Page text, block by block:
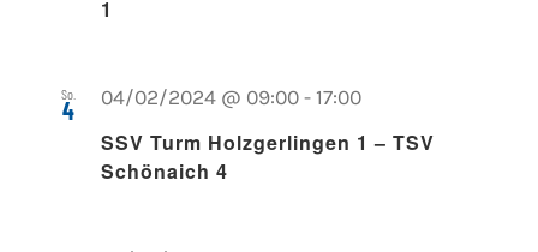
1
So.
4
SSV Turm Holzgerlingen 1 – TSV
Schönaich 4
04/02/2024 @ 09:00 - 17:00